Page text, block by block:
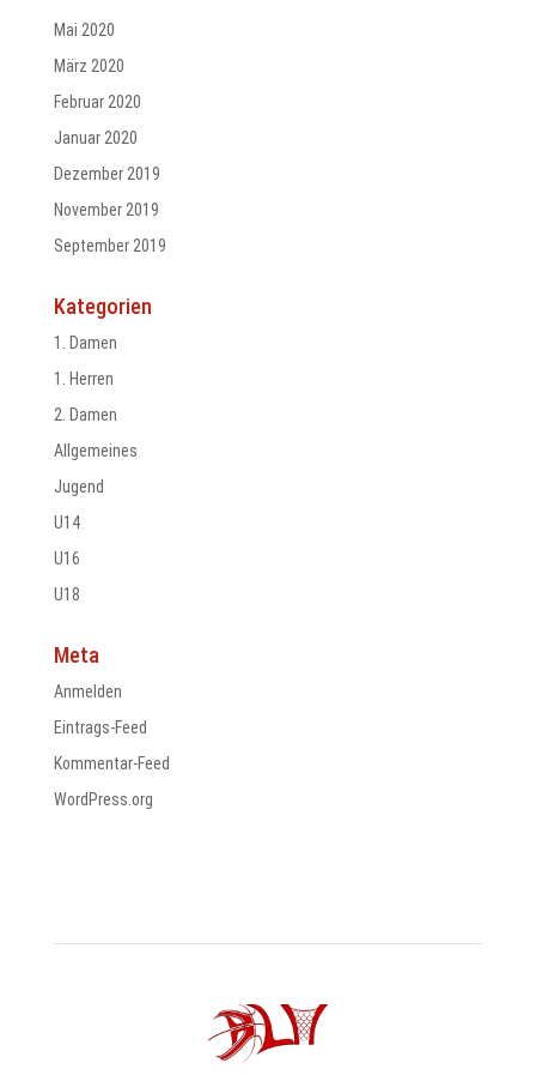
Mai 2020
März 2020
Februar 2020
Januar 2020
Dezember 2019
November 2019
September 2019
Kategorien
1. Damen
1. Herren
2. Damen
Allgemeines
Jugend
U14
U16
U18
Meta
Anmelden
Eintrags-Feed
Kommentar-Feed
WordPress.org